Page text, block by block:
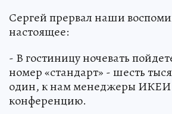
Сергей прервал наши
настоящее:
- В гостиницу ночевать
номер «стандарт» - шесть
один, к нам менеджеры ИКЕИ
конференцию.